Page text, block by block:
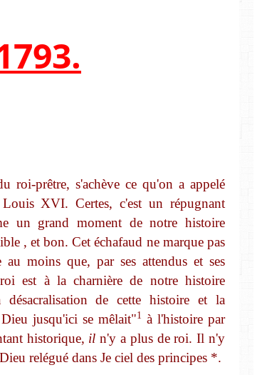
roi-prêtre, s'achève ce qu'on a appelé
XVI. Certes, c'est un répugnant
un grand moment de notre histoire
, et bon. Cet échafaud ne marque pas
moins que, par ses attendus et ses
est à la charnière de notre histoire
de cette histoire et la
jusqu'ici se mêlait"1 à l'histoire par
historique, il n'y a plus de roi. Il n'y
relégué dans Je ciel des principes *.